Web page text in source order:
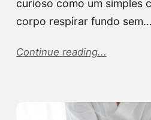
curioso como um simples
corpo respirar fundo sem…
Continue reading...